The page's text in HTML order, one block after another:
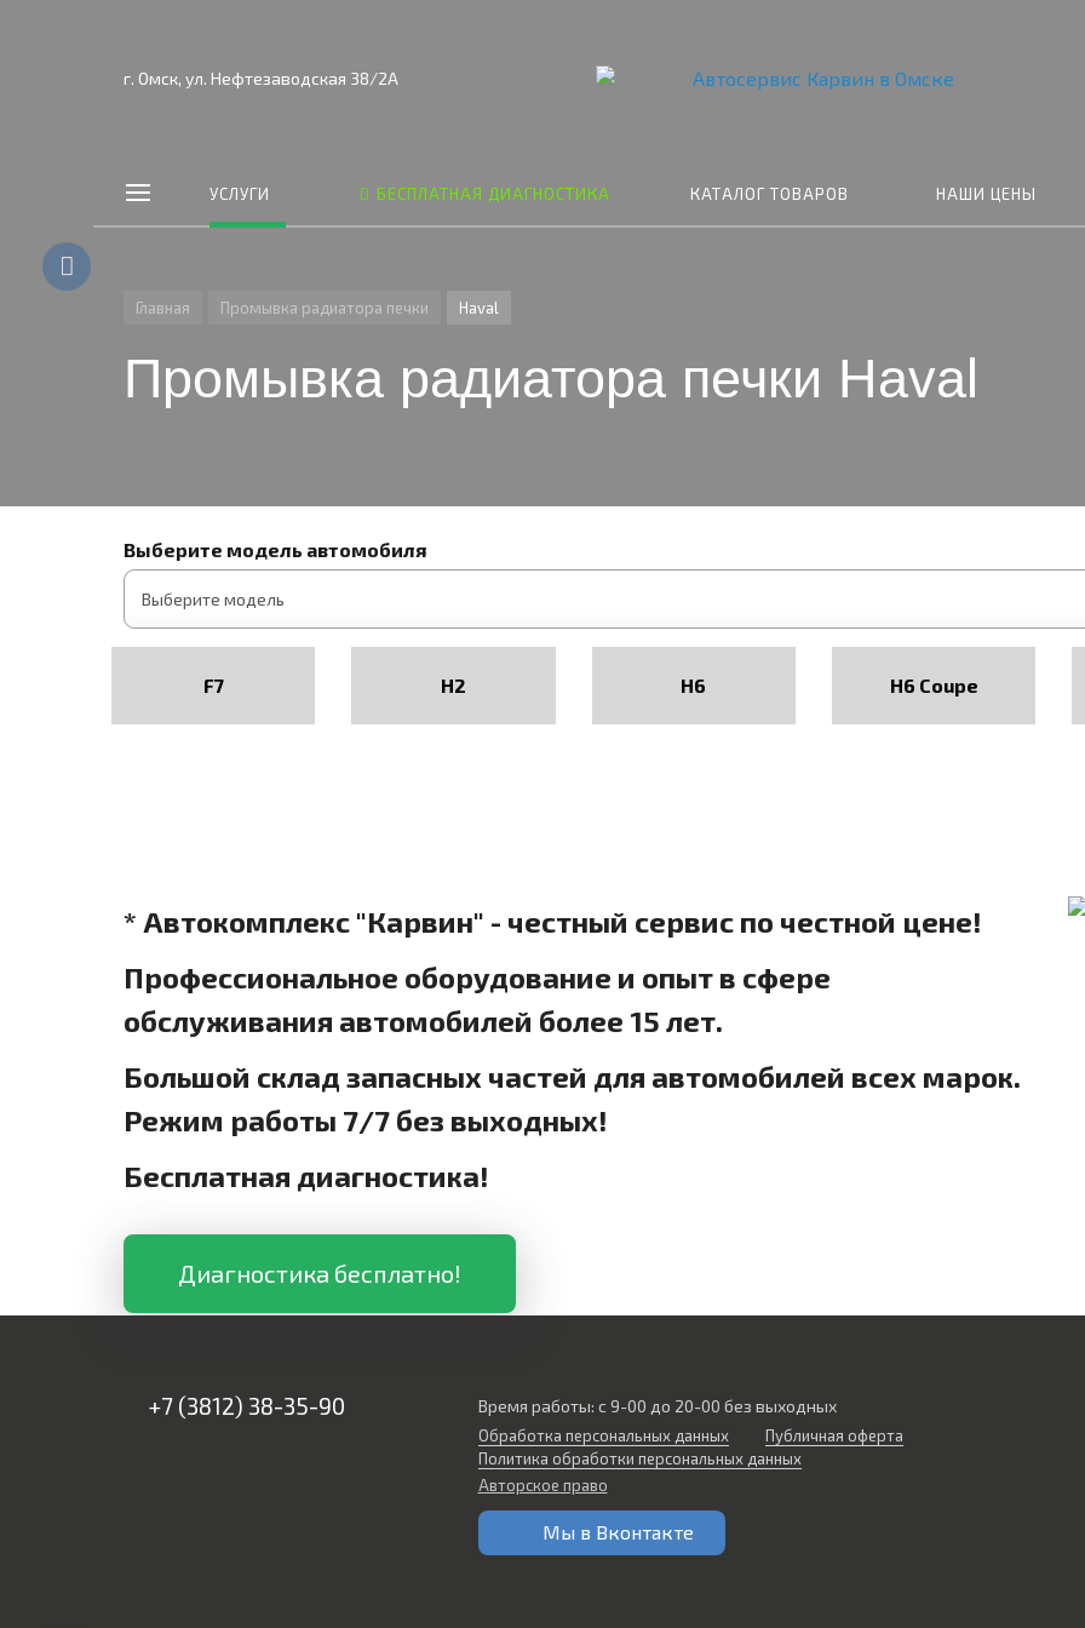
г. Омск, ул. Нефтезаводская 38/2А
УСЛУГИ БЕСПЛАТНАЯ ДИАГНОСТИКА КАТАЛОГ ТОВАРОВ НАШИ ЦЕНЫ
Главная Промывка радиатора печки Haval
Промывка радиатора печки Haval
Выберите модель автомобиля
F7 H2 H6 H6 Coupe
* Автокомплекс "Карвин" - честный сервис по честной цене!
Профессиональное оборудование и опыт в сфере
обслуживания автомобилей более 15 лет.
Большой склад запасных частей для автомобилей всех марок.
Режим работы 7/7 без выходных!
Бесплатная диагностика!
Диагностика бесплатно!
+7 (3812) 38-35-90 Время работы: с 9-00 до 20-00 без выходных
Обработка персональных данных
Публичная оферта
Политика обработки персональных данных
Авторское право
Мы в Вконтакте